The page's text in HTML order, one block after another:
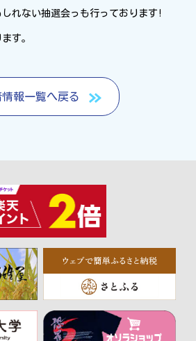
れない抽選会っも行っております!
す。
情報一覧へ戻る